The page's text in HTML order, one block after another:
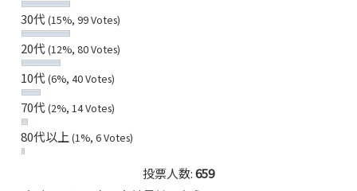
30代(15%, 99 Votes)
20代(12%, 80 Votes)
10代(6%, 40 Votes)
70代(2%, 14 Votes)
80代以上(1%, 6 Votes)
投票人数:659